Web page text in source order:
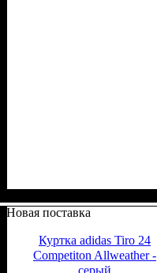
Новая поставка
Куртка adidas Tiro 24
Competiton Allweather -
серый